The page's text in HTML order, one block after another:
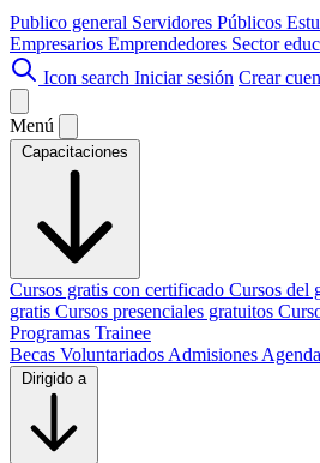
Publico general Servidores Públicos
Empresarios Emprendedores Sector
Icon search Iniciar sesión Crear
Menú
Capacitaciones
Cursos gratis con certificado Cursos del
gratis Cursos presenciales gratuitos
Programas Trainee
Becas Voluntariados Admisiones Agenda
Dirigido a